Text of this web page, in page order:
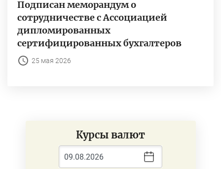
Подписан меморандум о
сотрудничестве с Ассоциацией
дипломированных
сертифицированных бухгалтеров
25 мая 2026
Курсы валют